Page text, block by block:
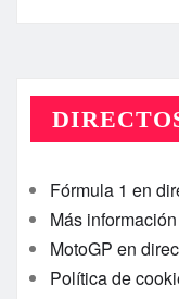
Fórmula 1 en
Más
MotoGP en
Política de